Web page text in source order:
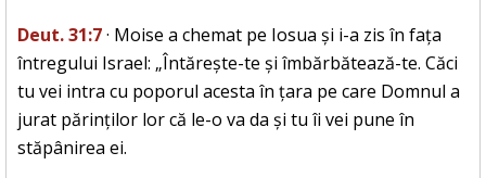
Deut. 31:7· Moise a chemat pe Iosua și i-a zis în fața
întregului Israel: „Întărește-te și îmbărbătează-te. Căci
tu vei intra cu poporul acesta în țara pe care Domnul a
jurat părinților lor că le-o va da și tu îi vei pune în
stăpânirea ei.